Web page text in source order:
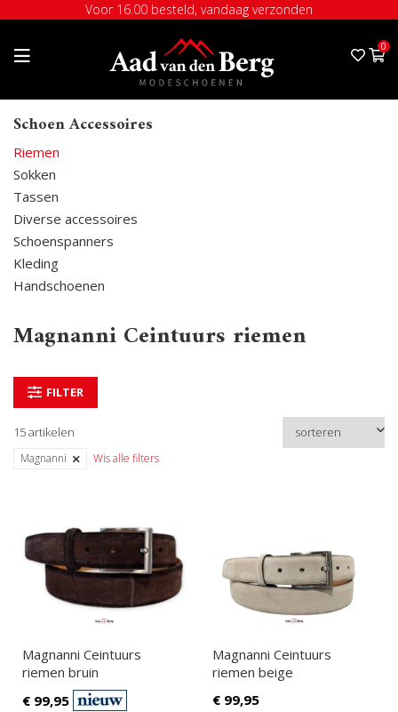
Voor 16.00 besteld, vandaag verzonden
0
Schoen Accessoires
Riemen
Sokken
Tassen
Diverse accessoires
Schoenspanners
Kleding
Handschoenen
Magnanni Ceintuurs riemen
FILTER
15 artikelen
Magnanni Wis alle filters
Magnanni Ceintuurs
riemen bruin
€ 99,95
Magnanni Ceintuurs
riemen beige
€ 99,95